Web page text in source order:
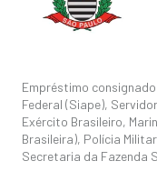
Empréstimo
Federal (Siape),
Exército Brasileiro,
Brasileira), Polícia
Secretaria da Fazenda